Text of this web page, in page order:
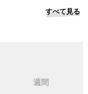
すべて見る
週間